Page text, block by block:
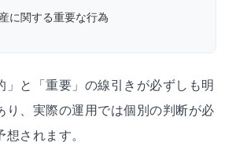
に関する重要な行為
」と「重要」の線引きが必ずしも明
り、実際の運用では個別の判断が必
されます。